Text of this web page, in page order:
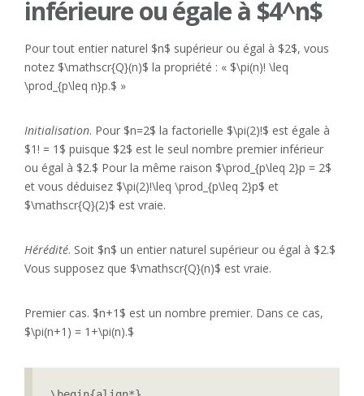
inférieure ou égale à $4^n$
Pour tout entier naturel $n$ supérieur ou égal à $2$, vous
notez $\mathscr{Q}(n)$ la propriété : « $\pi(n)! \leq
\prod_{p\leq n}p.$ »
Initialisation. Pour $n=2$ la factorielle $\pi(2)!$ est égale à
$1! = 1$ puisque $2$ est le seul nombre premier inférieur
ou égal à $2.$ Pour la même raison $\prod_{p\leq 2}p = 2$
et vous déduisez $\pi(2)!\leq \prod_{p\leq 2}p$ et
$\mathscr{Q}(2)$ est vraie.
Hérédité. Soit $n$ un entier naturel supérieur ou égal à $2.$
Vous supposez que $\mathscr{Q}(n)$ est vraie.
Premier cas. $n+1$ est un nombre premier. Dans ce cas,
$\pi(n+1) = 1+\pi(n).$